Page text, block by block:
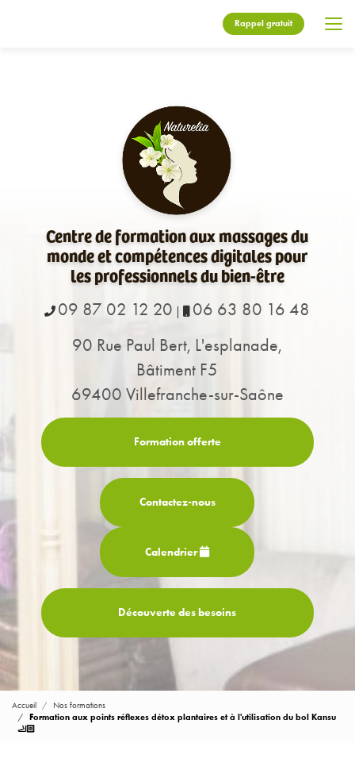
Rappel gratuit
Centre de formation aux massages du
monde et compétences digitales pour
les professionnels du bien-être
09 87 02 12 20
06 63 80 16 48
90 Rue Paul Bert, L'esplanade,
Bâtiment F5
69400 Villefranche-sur-Saône
Formation offerte
Contactez-nous
Calendrier
Découverte des besoins
Accueil
Nos formations
Formation aux points réflexes détox plantaires et à l'utilisation du bol Kansu
🦶🏻